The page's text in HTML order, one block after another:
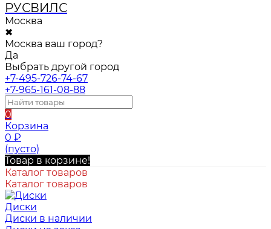
РУСВИЛС
Москва
✖
Москва ваш город?
Да
Выбрать другой город
+7-495-726-74-67
+7-965-161-08-88
0
Корзина
0 ₽
(пусто)
Товар в корзине!
Каталог товаров
Каталог товаров
Диски
Диски в наличии